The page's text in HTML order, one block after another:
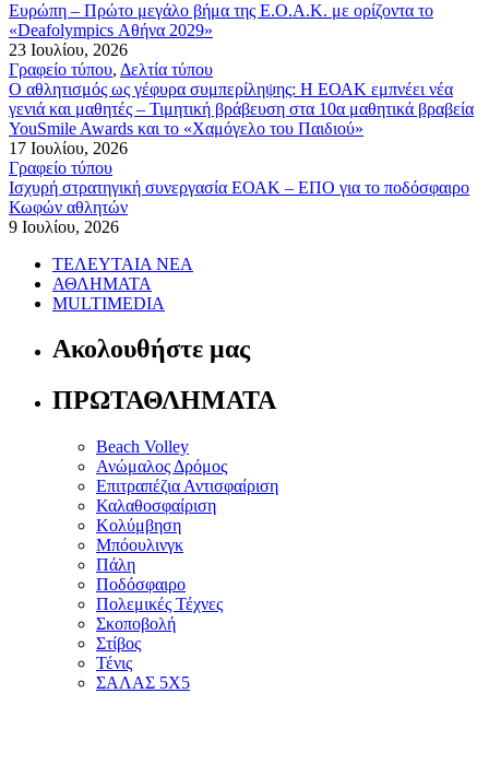
Ευρώπη – Πρώτο μεγάλο βήμα της Ε.Ο.Α.Κ. με ορίζοντα το
«Deafolympics Αθήνα 2029»
23 Ιουλίου, 2026
Γραφείο τύπου, Δελτία τύπου
Ο αθλητισμός ως γέφυρα συμπερίληψης: Η ΕΟΑΚ εμπνέει νέα
γενιά και μαθητές – Τιμητική βράβευση στα 10α μαθητικά βραβεία
YouSmile Awards και το «Χαμόγελο του Παιδιού»
17 Ιουλίου, 2026
Γραφείο τύπου
Ισχυρή στρατηγική συνεργασία ΕΟΑΚ – ΕΠΟ για το ποδόσφαιρο
Κωφών αθλητών
9 Ιουλίου, 2026
ΤΕΛΕΥΤΑΙΑ ΝΕΑ
ΑΘΛΗΜΑΤΑ
MULTIMEDIA
Ακολουθήστε μας
ΠΡΩΤΑΘΛΗΜΑΤΑ
Beach Volley
Ανώμαλος Δρόμος
Επιτραπέζια Αντισφαίριση
Καλαθοσφαίριση
Κολύμβηση
Μπόουλινγκ
Πάλη
Ποδόσφαιρο
Πολεμικές Τέχνες
Σκοποβολή
Στίβος
Τένις
ΣΑΛΑΣ 5Χ5